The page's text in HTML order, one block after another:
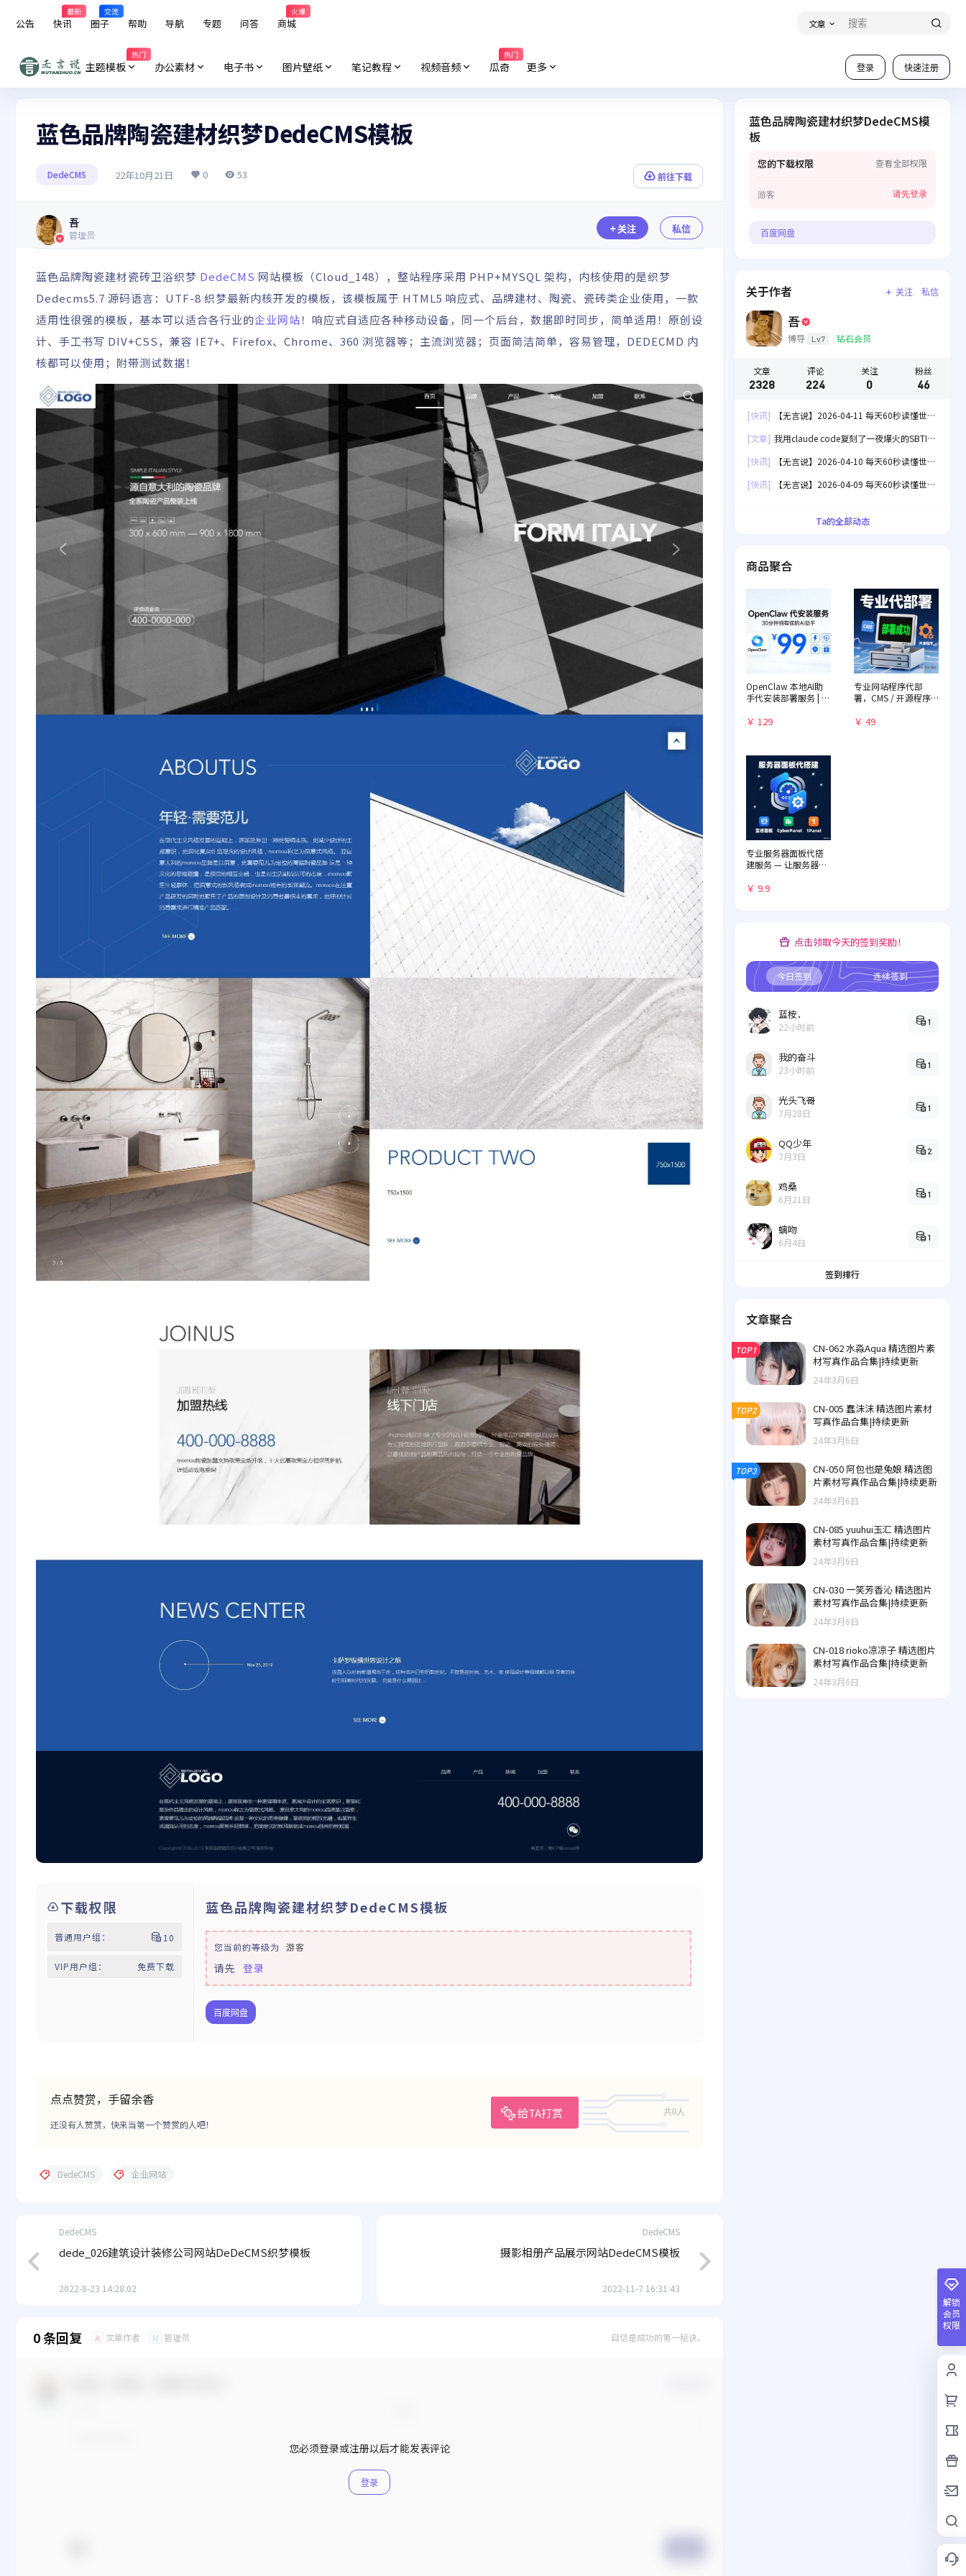
公告 快讯
最新
圈子
交流
帮助 导航 专题 问答 商城
火爆
文章
登录 快速注册
主题模板
热门
办公素材 电子书 图片壁纸 笔记教程 视频音频 瓜奇
热门
更多
蓝色品牌陶瓷建材织梦DedeCMS模板
DedeCMS 22年10月21日 0 53 前往下载
吾
管理员 关注 私信
蓝色品牌陶瓷建材瓷砖卫浴织梦 DedeCMS 网站模板（Cloud_148），整站程序采用 PHP+MYSQL 架构，内核使用的是织梦
Dedecms5.7 源码语言：UTF-8 织梦最新内核开发的模板，该模板属于 HTML5 响应式、品牌建材、陶瓷、瓷砖类企业使用，一款
适用性很强的模板，基本可以适合各行业的企业网站！响应式自适应各种移动设备，同一个后台，数据即时同步，简单适用！原创设
计、手工书写 DIV+CSS，兼容 IE7+、Firefox、Chrome、360 浏览器等；主流浏览器；页面简洁简单，容易管理，DEDECMD 内
核都可以使用；附带测试数据！
下载权限
普通用户组： 10
VIP用户组： 免费下载
蓝色品牌陶瓷建材织梦DedeCMS模板
您当前的等级为 游客
请先 登录
百度网盘
点点赞赏，手留余香
给TA打赏 共0人
还没有人赞赏，快来当第一个赞赏的人吧！
DedeCMS 企业网站
DedeCMS
dede_026建筑设计装修公司网站DeDeCMS织梦模板
2022-8-23 14:28:02
DedeCMS
摄影相册产品展示网站DedeCMS模板
2022-11-7 16:31:43
0 条回复 A 文章作者 M 管理员 自信是成功的第一秘诀。
您必须登录或注册以后才能发表评论
登录
蓝色品牌陶瓷建材织梦DedeCMS模
板
您的下载权限 查看全部权限
游客 请先登录
百度网盘
关于作者 关注 私信
吾
博导 Lv7 钻石会员
文章
2328
评论
224
关注
0
粉丝
46
[快讯]
【无言说】2026-04-11 每天60秒读懂世
[文章] 我用claude code复刻了一夜爆火的SBTI
[快讯]
【无言说】2026-04-10 每天60秒读懂世
[快讯]
【无言说】2026-04-09 每天60秒读懂世
Ta的全部动态
商品聚合
OpenClaw 本地AI助
手代安装部署服务 | 远
门教程
￥ 129
专业网站程序代部
署，CMS / 开源程序
￥ 49
专业服务器面板代搭
建服务 — 让服务器管
￥ 9.9
点击领取今天的签到奖励！
今日签到 连续签到
蓝桉．
22小时前 1
我的奋斗
23小时前 1
光头飞哥
7月28日 1
QQ少年
7月3日 2
鸡桑
6月21日 1
螭吻
6月4日 1
签到排行
文章聚合
TOP1
CN-062 水淼Aqua 精选图片素
材写真作品合集|持续更新
24年3月6日
TOP2
CN-005 蠢沫沫 精选图片素材
写真作品合集|持续更新
24年3月6日
TOP3
CN-050 阿包也是兔娘 精选图
片素材写真作品合集|持续更新
24年3月6日
CN-085 yuuhui玉汇 精选图片
素材写真作品合集|持续更新
24年3月6日
CN-030 一笑芳香沁 精选图片
素材写真作品合集|持续更新
24年3月6日
CN-018 rioko凉凉子 精选图片
素材写真作品合集|持续更新
24年3月6日
解锁
会员
权限